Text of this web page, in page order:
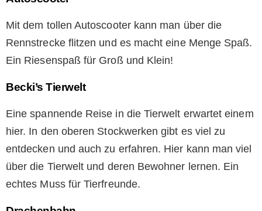
Mit dem tollen Autoscooter kann man über die
Rennstrecke flitzen und es macht eine Menge Spaß.
Ein Riesenspaß für Groß und Klein!
Becki’s Tierwelt
Eine spannende Reise in die Tierwelt erwartet einem
hier. In den oberen Stockwerken gibt es viel zu
entdecken und auch zu erfahren. Hier kann man viel
über die Tierwelt und deren Bewohner lernen. Ein
echtes Muss für Tierfreunde.